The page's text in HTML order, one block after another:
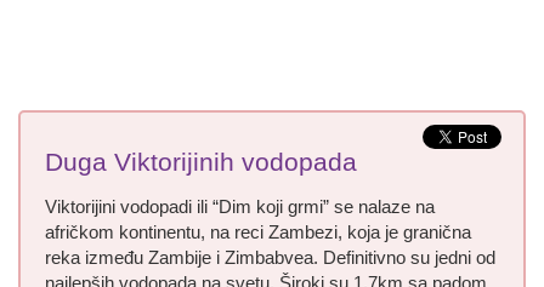
Duga Viktorijinih vodopada
Viktorijini vodopadi ili “Dim koji grmi” se nalaze na
afričkom kontinentu, na reci Zambezi, koja je granična
reka između Zambije i Zimbabvea. Definitivno su jedni od